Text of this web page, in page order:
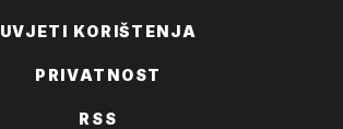
UVJETI KORIŠTENJA
PRIVATNOST
RSS